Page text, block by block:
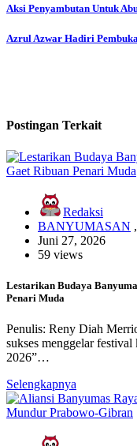
Navigasi
pos
Aksi Penyambutan Untuk
Azrul Azwar Hadiri
Postingan Terkait
Redaksi
BANYUMASAN ,
Juni 27, 2026
59 views
Lestarikan Budaya
Penari Muda
Penulis: Reny Diah
sukses menggelar
2026”…
Selengkapnya